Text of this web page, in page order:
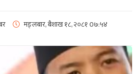
मङ्लबार, बैशाख १८, २०८१0७:५४